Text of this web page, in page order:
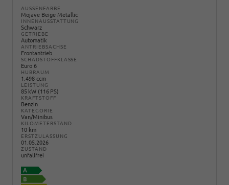
AUSSENFARBE
Mojave Beige Metallic
INNENAUSSTATTUNG
Schwarz
GETRIEBE
Automatik
ANTRIEBSACHSE
Frontantrieb
SCHADSTOFFKLASSE
Euro 6
HUBRAUM
1.498 ccm
LEISTUNG
85 kW (116 PS)
KRAFTSTOFF
Benzin
KATEGORIE
Van/Minibus
KILOMETERSTAND
10 km
ERSTZULASSUNG
01.05.2026
ZUSTAND
unfallfrei